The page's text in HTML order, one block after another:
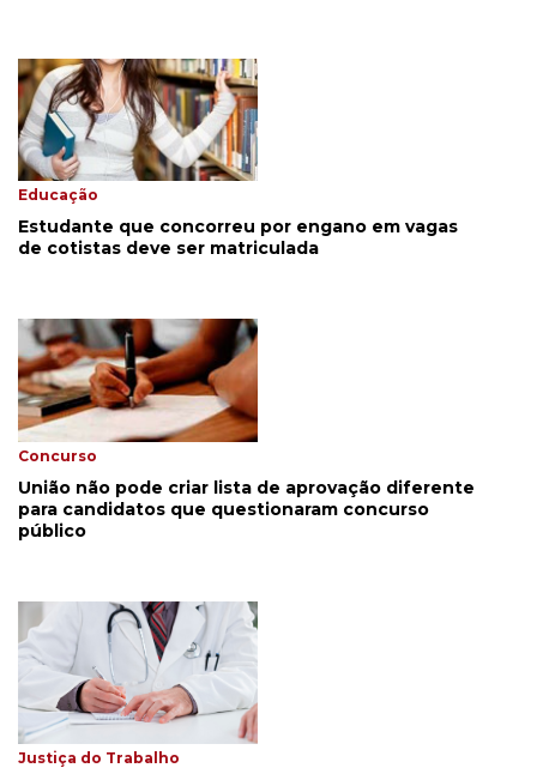
Educação
Estudante que concorreu por engano em vagas
de cotistas deve ser matriculada
Concurso
União não pode criar lista de aprovação diferente
para candidatos que questionaram concurso
público
Justiça do Trabalho